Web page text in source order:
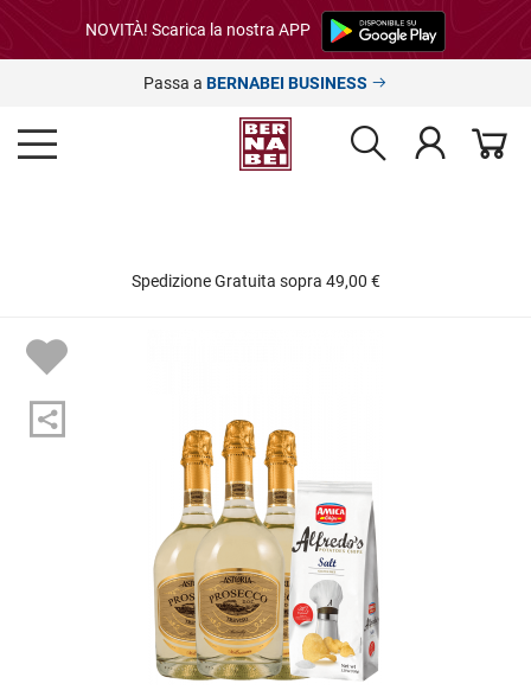
NOVITÀ! Scarica la nostra APP
Passa a BERNABEI BUSINESS
Gratuita sopra 49,00 €